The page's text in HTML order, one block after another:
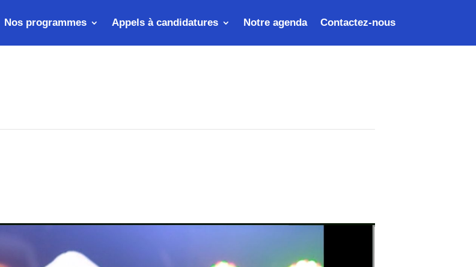
Nos programmes Appels à candidatures Notre agenda Contactez-nous